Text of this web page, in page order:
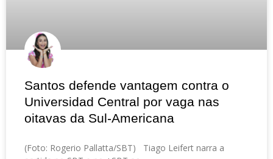
Santos defende vantagem contra o
Universidad Central por vaga nas
oitavas da Sul-Americana
(Foto: Rogerio Pallatta/SBT) Tiago Leifert narra a